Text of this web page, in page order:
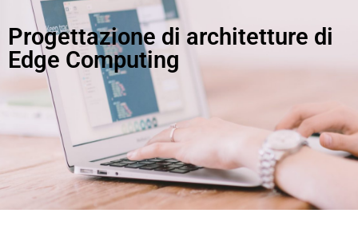
Progettazione di architetture di
Edge Computing